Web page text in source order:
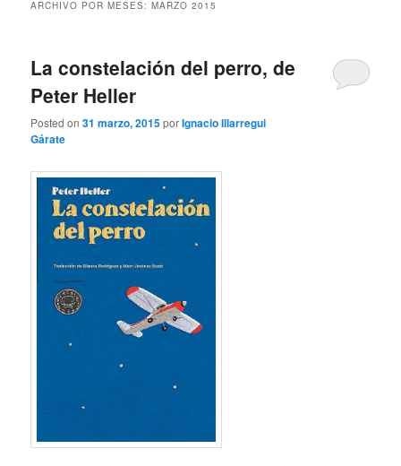
ARCHIVO POR MESES:MARZO 2015
La constelación del perro, de
Peter Heller
Posted on31 marzo, 2015porIgnacio Illarregui
Gárate